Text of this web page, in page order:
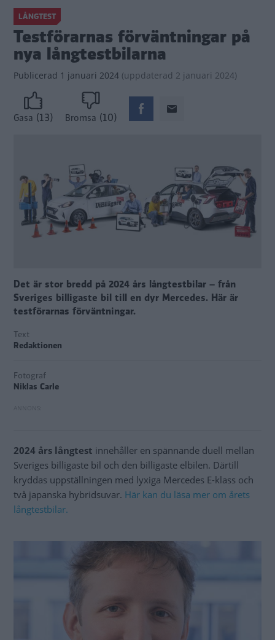
LÅNGTEST
Testförarnas förväntningar på
nya långtestbilarna
Publicerad 1 januari 2024 (uppdaterad 2 januari 2024)
Gasa (13) Bromsa (10)
Det är stor bredd på 2024 års långtestbilar – från
Sveriges billigaste bil till en dyr Mercedes. Här är
testförarnas förväntningar.
Text
Redaktionen
Fotograf
Niklas Carle
2024 års långtest innehåller en spännande duell mellan
Sveriges billigaste bil och den billigaste elbilen. Därtill
kryddas uppställningen med lyxiga Mercedes E-klass och
två japanska hybridsuvar. Här kan du läsa mer om årets
långtestbilar.